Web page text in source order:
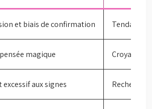
et biais de confirmation Tendance
magique Croyance
aux signes Recherche